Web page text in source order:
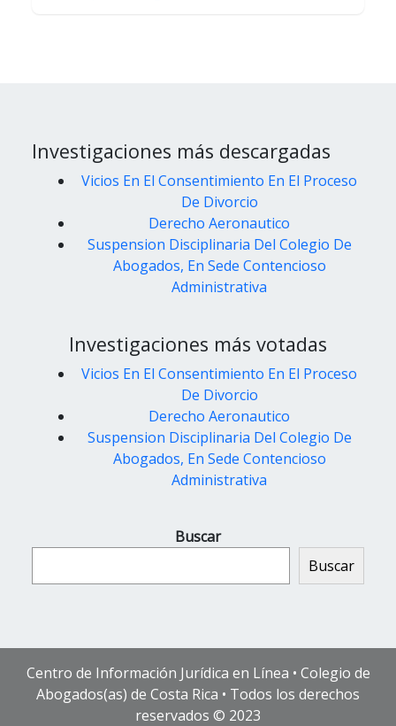
Investigaciones más descargadas
Vicios En El Consentimiento En El Proceso
De Divorcio
Derecho Aeronautico
Suspension Disciplinaria Del Colegio De
Abogados, En Sede Contencioso
Administrativa
Investigaciones más votadas
Vicios En El Consentimiento En El Proceso
De Divorcio
Derecho Aeronautico
Suspension Disciplinaria Del Colegio De
Abogados, En Sede Contencioso
Administrativa
Buscar
Buscar
Centro de Información Jurídica en Línea • Colegio de
Abogados(as) de Costa Rica • Todos los derechos
reservados © 2023